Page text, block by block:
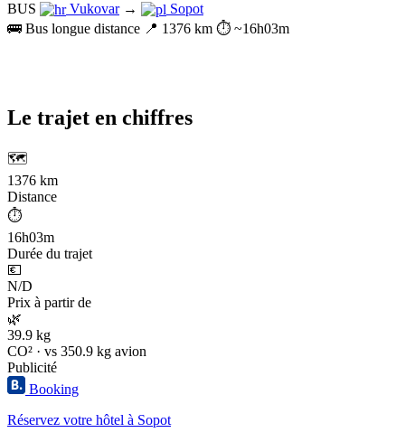
BUS
Vukovar →
Sopot
🚌 Bus longue distance 📍 1376 km ⏱️ ~16h03m
Le trajet en chiffres
🗺️
1376 km
Distance
⏱️
16h03m
Durée du trajet
💶
N/D
Prix à partir de
🌿
39.9 kg
CO² · vs 350.9 kg avion
Publicité
Booking
Réservez votre hôtel à Sopot